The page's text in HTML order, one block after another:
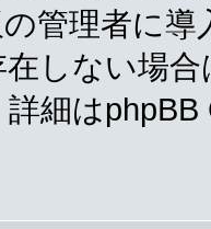
管理者に
しない場
細は